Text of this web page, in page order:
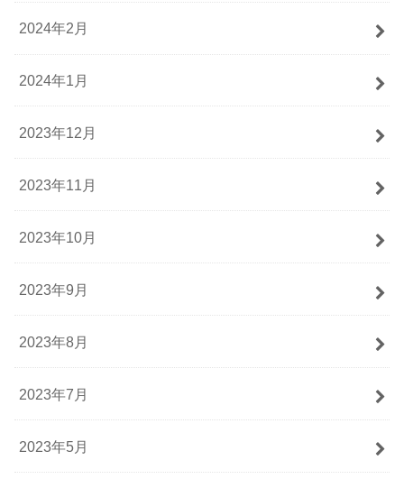
2024年2月
2024年1月
2023年12月
2023年11月
2023年10月
2023年9月
2023年8月
2023年7月
2023年5月